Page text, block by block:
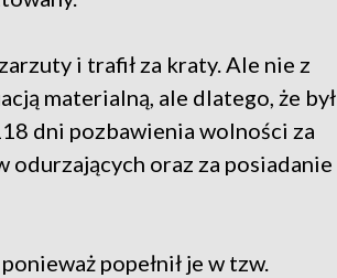
i trafił za kraty. Ale nie z
materialną, ale dlatego, że był
dni pozbawienia wolności za
odurzających oraz za posiadanie
popełnił je w tzw.